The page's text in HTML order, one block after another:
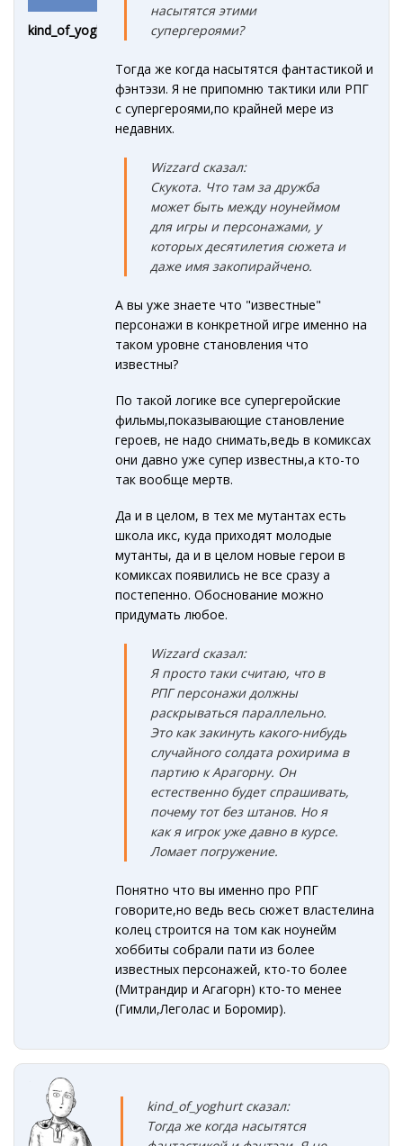
kind_of_yoghurt
насытятся этими
супергероями?
Тогда же когда насытятся фантастикой и
фэнтэзи. Я не припомню тактики или РПГ
с супергероями,по крайней мере из
недавних.
Wizzard сказал:
Скукота. Что там за дружба
может быть между ноунеймом
для игры и персонажами, у
которых десятилетия сюжета и
даже имя закопирайчено.
А вы уже знаете что "известные"
персонажи в конкретной игре именно на
таком уровне становления что
известны?
По такой логике все супергеройские
фильмы,показывающие становление
героев, не надо снимать,ведь в комиксах
они давно уже супер известны,а кто-то
так вообще мертв.
Да и в целом, в тех ме мутантах есть
школа икс, куда приходят молодые
мутанты, да и в целом новые герои в
комиксах появились не все сразу а
постепенно. Обоснование можно
придумать любое.
Wizzard сказал:
Я просто таки считаю, что в
РПГ персонажи должны
раскрываться параллельно.
Это как закинуть какого-нибудь
случайного солдата рохирима в
партию к Арагорну. Он
естественно будет спрашивать,
почему тот без штанов. Но я
как я игрок уже давно в курсе.
Ломает погружение.
Понятно что вы именно про РПГ
говорите,но ведь весь сюжет властелина
колец строится на том как ноунейм
хоббиты собрали пати из более
известных персонажей, кто-то более
(Митрандир и Агагорн) кто-то менее
(Гимли,Леголас и Боромир).
kind_of_yoghurt сказал:
Тогда же когда насытятся